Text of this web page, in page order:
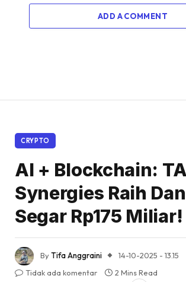
ADD A COMMENT
CRYPTO
AI + Blockchain:
Synergies Raih
Segar Rp175 Miliar!
ByTifa Anggraini
14-10-2025 - 13.15
Tidak ada komentar
2 Mins Read